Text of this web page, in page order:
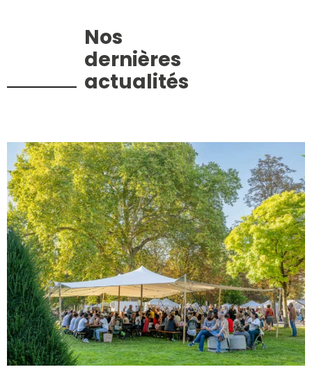
Nos
dernières
actualités